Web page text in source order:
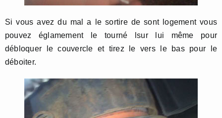
Si vous avez du mal a le sortire de sont logement vous
pouvez églamement le tourné lsur lui même pour
débloquer le couvercle et tirez le vers le bas pour le
déboiter.